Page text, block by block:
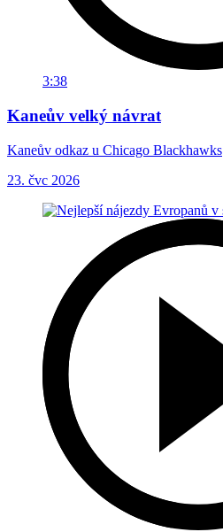
3:38
Kaneův velký návrat
Kaneův odkaz u Chicago Blackhawks
23. čvc 2026